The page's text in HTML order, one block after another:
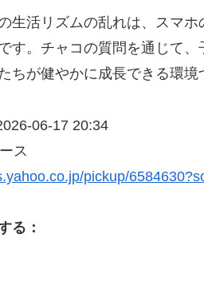
生活リズムの乱れは、スマ
す。チャコの質問を通じて
ちが健やかに成長できる環境
06-17 20:34
ス
pickup/
る：